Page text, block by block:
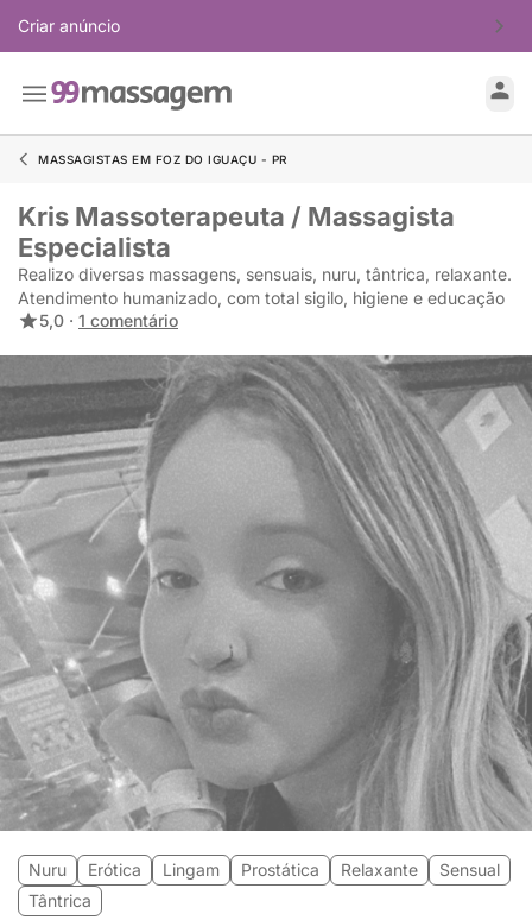
Criar anúncio
MASSAGISTAS EM FOZ DO IGUAÇU - PR
Kris Massoterapeuta / Massagista
Especialista
Realizo diversas massagens, sensuais, nuru, tântrica, relaxante.
Atendimento humanizado, com total sigilo, higiene e educação
5,0 · 1 comentário
Nuru Erótica Lingam Prostática Relaxante
Sensual
Tântrica